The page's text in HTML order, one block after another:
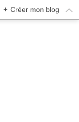
+ Créer mon blog